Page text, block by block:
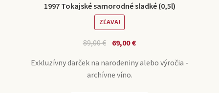
1997 Tokajské samorodné sladké (0,5l)
ZĽAVA!
89,00€ 69,00€
Exkluzívny darček na narodeniny alebo výročia -
archívne víno.